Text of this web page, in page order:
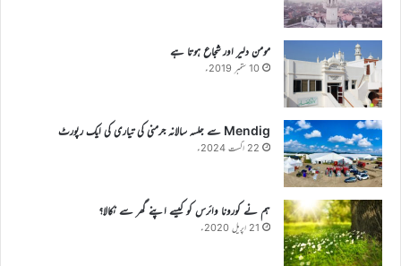
مومن دلیر اور شجاع ہوتا ہے
10 ستمبر 2019ء
Mendig سے جلسہ سالانہ جرمنی کی تیاری کی ایک رپورٹ
22 اگست 2024ء
ہم نے کورونا وائرس کو کیسے اپنے گھر سے نکالا؟
21 اپریل 2020ء